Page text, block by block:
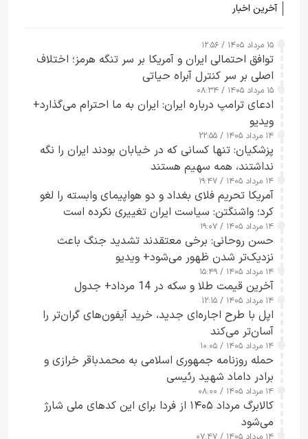
آخرین اخبار
۱۵ مرداد ۱۴۰۵ / ۱۲:۵۶
توافق احتمالی ایران و آمریکا بر سر تنگه هرمز؛ اختلاف
اصلی بر سر کنترل آبراه حیاتی
۱۵ مرداد ۱۴۰۵ / ۰۸:۳۴
ادعای ترامپ درباره ایران: ایران به ما احترام می‌گذارد+
ویدیو
۱۴ مرداد ۱۴۰۵ / ۲۲:۵۵
پزشکیان: تنها کسانی که در خیابان بودند ایران را نگه
نداشتند، همه سهیم هستند
۱۴ مرداد ۱۴۰۵ / ۱۹:۴۷
آمریکا تحریم فلای بغداد و دو هواپیمای وابسته را لغو
کرد؛ واشنگتن: سیاست ایران تغییری نکرده است
۱۴ مرداد ۱۴۰۵ / ۱۹:۰۷
حسن روحانی: برخی معتقدند تشدید جنگ باعث
نزدیک‌تر شدن ظهور می‌شود+ ویدیو
۱۴ مرداد ۱۴۰۵ / ۱۵:۴۹
آخرین قیمت طلا و سکه در 14 مرداد+ جدول
۱۴ مرداد ۱۴۰۵ / ۱۲:۱۵
اپل با طرح اجاره‌ای جدید، خرید آیفون‌های گران‌تر را
آسان‌تر می‌کند
۱۴ مرداد ۱۴۰۵ / ۱۰:۰۵
حمله روزنامه جمهوری اسلامی به محمدباقر خرازی و
برادر داماد شهید رئیسی
۱۴ مرداد ۱۴۰۵ / ۰۸:۰۰
کالابرگ مرداد ۱۴۰۵ از فردا برای این کدهای ملی شارژ
می‌شود